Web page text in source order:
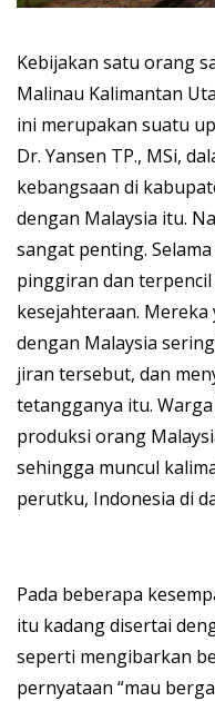
Kebijakan satu orang
Malinau Kalimantan
ini merupakan suatu
Dr. Yansen TP., MSi,
kebangsaan di
dengan Malaysia itu.
sangat penting.
pinggiran dan
kesejahteraan.
dengan Malaysia
jiran tersebut, dan
tetangganya itu.
produksi orang
sehingga muncul
perutku, Indonesia di
Pada beberapa
itu kadang disertai
seperti mengibarkan
pernyataan “mau